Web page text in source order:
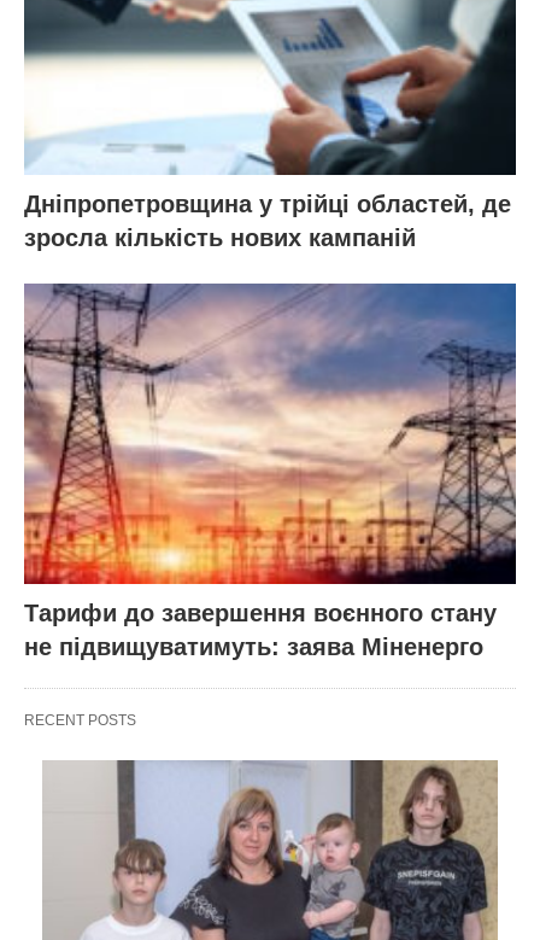
Дніпропетровщина у трійці областей, де
зросла кількість нових кампаній
Тарифи до завершення воєнного стану
не підвищуватимуть: заява Міненерго
RECENT POSTS